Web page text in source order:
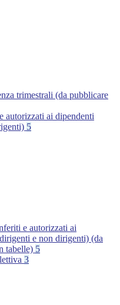
trimestrali (da pubblicare
autorizzati ai dipendenti
5
e autorizzati ai
e non dirigenti) (da
tabelle) 5
3